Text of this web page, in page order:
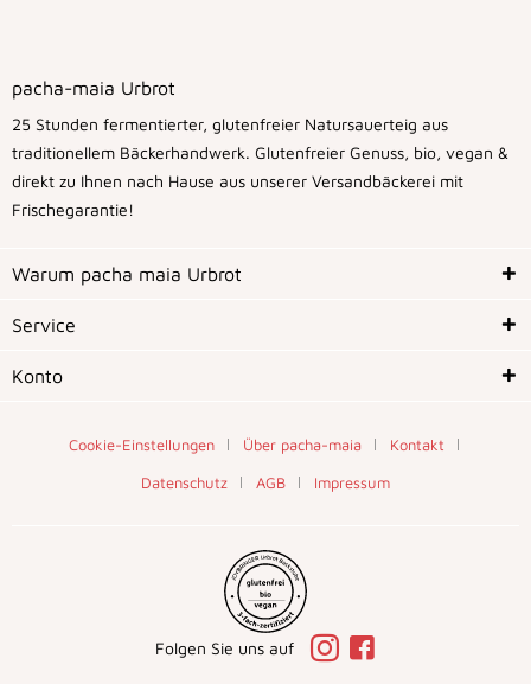
pacha-maia Urbrot
25 Stunden fermentierter, glutenfreier Natursauerteig aus
traditionellem Bäckerhandwerk. Glutenfreier Genuss, bio, vegan &
direkt zu Ihnen nach Hause aus unserer Versandbäckerei mit
Frischegarantie!
Warum pacha maia Urbrot
Service
Konto
Cookie-Einstellungen Über pacha-maia
Kontakt
Datenschutz
AGB Impressum
Folgen Sie uns auf